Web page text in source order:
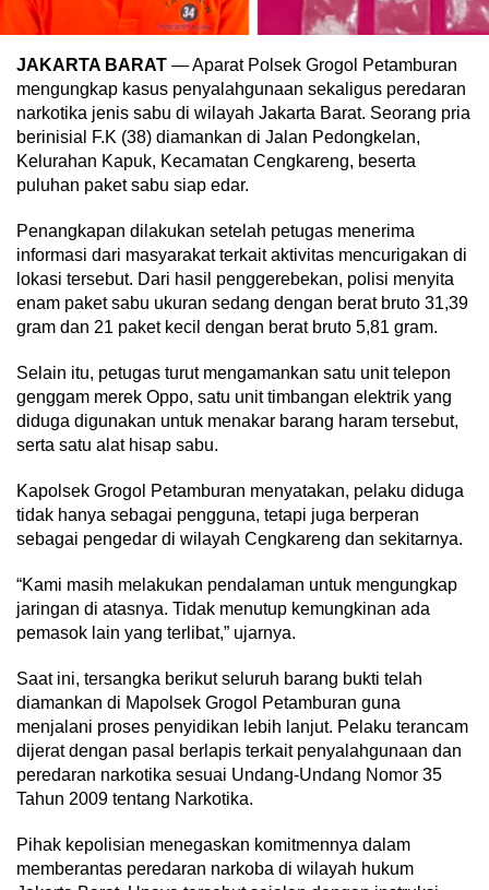
JAKARTA BARAT — Aparat Polsek Grogol Petamburan
mengungkap kasus penyalahgunaan sekaligus peredaran
narkotika jenis sabu di wilayah Jakarta Barat. Seorang pria
berinisial F.K (38) diamankan di Jalan Pedongkelan,
Kelurahan Kapuk, Kecamatan Cengkareng, beserta
puluhan paket sabu siap edar.
Penangkapan dilakukan setelah petugas menerima
informasi dari masyarakat terkait aktivitas mencurigakan di
lokasi tersebut. Dari hasil penggerebekan, polisi menyita
enam paket sabu ukuran sedang dengan berat bruto 31,39
gram dan 21 paket kecil dengan berat bruto 5,81 gram.
Selain itu, petugas turut mengamankan satu unit telepon
genggam merek Oppo, satu unit timbangan elektrik yang
diduga digunakan untuk menakar barang haram tersebut,
serta satu alat hisap sabu.
Kapolsek Grogol Petamburan menyatakan, pelaku diduga
tidak hanya sebagai pengguna, tetapi juga berperan
sebagai pengedar di wilayah Cengkareng dan sekitarnya.
“Kami masih melakukan pendalaman untuk mengungkap
jaringan di atasnya. Tidak menutup kemungkinan ada
pemasok lain yang terlibat,” ujarnya.
Saat ini, tersangka berikut seluruh barang bukti telah
diamankan di Mapolsek Grogol Petamburan guna
menjalani proses penyidikan lebih lanjut. Pelaku terancam
dijerat dengan pasal berlapis terkait penyalahgunaan dan
peredaran narkotika sesuai Undang-Undang Nomor 35
Tahun 2009 tentang Narkotika.
Pihak kepolisian menegaskan komitmennya dalam
memberantas peredaran narkoba di wilayah hukum